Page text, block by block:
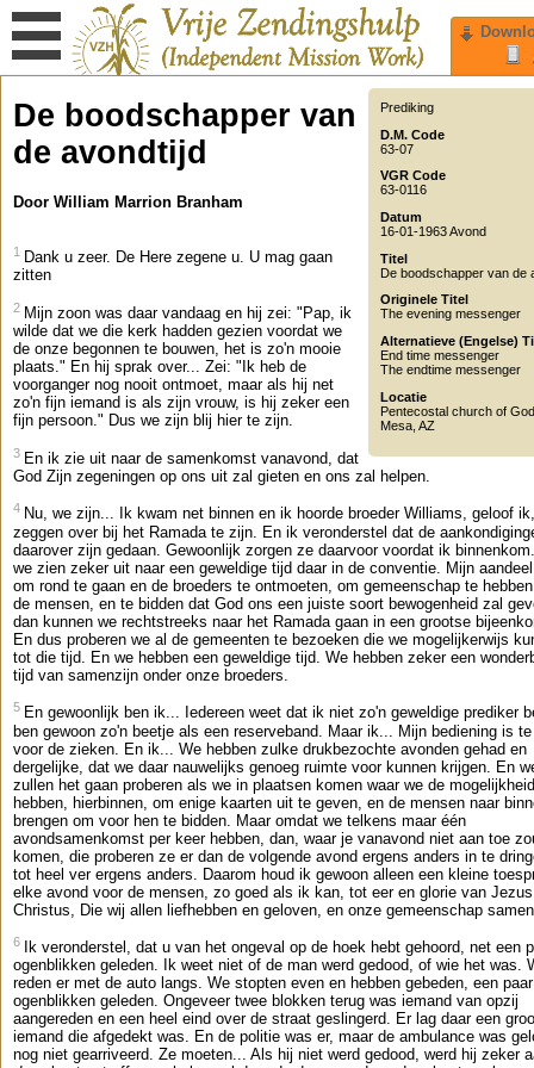
Prediking
D.M. Code
63-07
VGR Code
63-0116
Datum
16-01-1963 Avond
Titel
De boodschapper van de
Originele Titel
The evening messenger
Alternatieve (Engelse)
End time messenger
The endtime messenger
Locatie
Pentecostal church of God
Mesa AZ
De boodschapper van
de avondtijd
Door William Marrion Branham
1 Dank u zeer. De Here zegene u. U mag gaan
zitten
2 Mijn zoon was daar vandaag en hij zei: "Pap, ik
wilde dat we die kerk hadden gezien voordat we
de onze begonnen te bouwen, het is zo'n mooie
plaats." En hij sprak over... Zei: "Ik heb de
voorganger nog nooit ontmoet, maar als hij net
zo'n fijn iemand is als zijn vrouw, is hij zeker een
fijn persoon." Dus we zijn blij hier te zijn.
3 En ik zie uit naar de samenkomst vanavond, dat
God Zijn zegeningen op ons uit zal gieten en ons zal helpen.
4 Nu, we zijn... Ik kwam net binnen en ik hoorde broeder Williams, geloof
zeggen over bij het Ramada te zijn. En ik veronderstel dat de
daarover zijn gedaan. Gewoonlijk zorgen ze daarvoor voordat ik
we zien zeker uit naar een geweldige tijd daar in de conventie. Mijn
om rond te gaan en de broeders te ontmoeten, om gemeenschap te
de mensen, en te bidden dat God ons een juiste soort bewogenheid zal
dan kunnen we rechtstreeks naar het Ramada gaan in een grootse
En dus proberen we al de gemeenten te bezoeken die we mogelijkerwijs
tot die tijd. En we hebben een geweldige tijd. We hebben zeker een
tijd van samenzijn onder onze broeders.
5 En gewoonlijk ben ik... Iedereen weet dat ik niet zo'n geweldige prediker
ben gewoon zo'n beetje als een reserveband. Maar ik... Mijn bediening is
voor de zieken. En ik... We hebben zulke drukbezochte avonden gehad en
dergelijke, dat we daar nauwelijks genoeg ruimte voor kunnen krijgen. En
zullen het gaan proberen als we in plaatsen komen waar we de mogelijkheid
hebben, hierbinnen, om enige kaarten uit te geven, en de mensen naar
brengen om voor hen te bidden. Maar omdat we telkens maar één
avondsamenkomst per keer hebben, dan, waar je vanavond niet aan toe
komen, die proberen ze er dan de volgende avond ergens anders in te
tot heel ver ergens anders. Daarom houd ik gewoon alleen een kleine
elke avond voor de mensen, zo goed als ik kan, tot eer en glorie van Jezus
Christus, Die wij allen liefhebben en geloven, en onze gemeenschap
6
Ik veronderstel, dat u van het ongeval op de hoek hebt gehoord, net een
ogenblikken geleden. Ik weet niet of de man werd gedood, of wie het was.
reden er met de auto langs. We stopten even en hebben gebeden, een paar
ogenblikken geleden. Ongeveer twee blokken terug was iemand van opzij
aangereden en een heel eind over de straat geslingerd. Er lag daar een
iemand die afgedekt was. En de politie was er, maar de ambulance was
nog niet gearriveerd. Ze moeten... Als hij niet werd gedood, werd hij zeker